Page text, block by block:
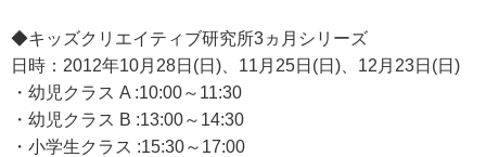
◆キッズクリエイティブ研究所3ヵ月シリーズ
日時：2012年10月28日(日)、11月25日(日)、12月23日(日)
・幼児クラス A :10:00～11:30
・幼児クラス B :13:00～14:30
・小学生クラス :15:30～17:00